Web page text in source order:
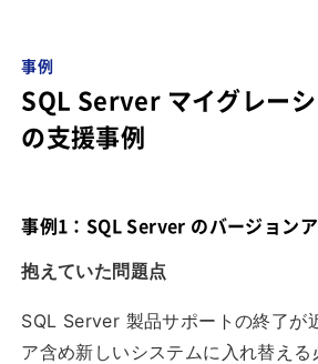
事例
SQL Server マイグレーシ
の支援事例
事例1：SQL Server のバージョン
抱えていた問題点
SQL Server 製品サポートの終了が
ア含め新しいシステムに入れ替える